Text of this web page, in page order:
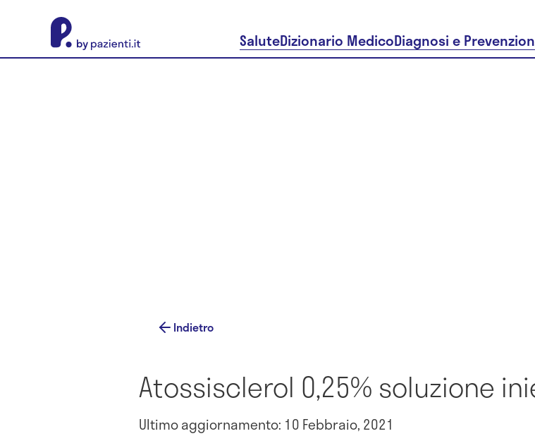
SaluteDizionario MedicoDiagnosi e
Indietro
Atossisclerol 0,25% soluzione
Ultimo aggiornamento: 10 Febbraio, 2021